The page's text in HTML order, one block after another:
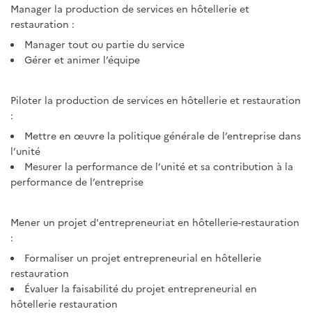
Manager la production de services en hôtellerie et
restauration :
Manager tout ou partie du service
Gérer et animer l’équipe
Piloter la production de services en hôtellerie et restauration
:
Mettre en œuvre la politique générale de l’entreprise dans
l’unité
Mesurer la performance de l’unité et sa contribution à la
performance de l’entreprise
Mener un projet d'entrepreneuriat en hôtellerie-restauration
:
Formaliser un projet entrepreneurial en hôtellerie
restauration
Évaluer la faisabilité du projet entrepreneurial en
hôtellerie restauration